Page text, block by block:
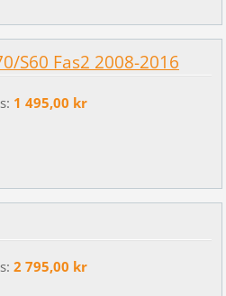
S60 Fas2 2008-2016
1 495,00 kr
2 795,00 kr